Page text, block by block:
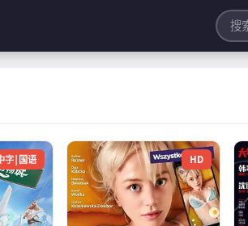
字|国语 HD